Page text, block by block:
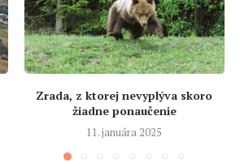
Zrada, z ktorej nevyplýva skoro
žiadne ponaučenie
11. januára 2025